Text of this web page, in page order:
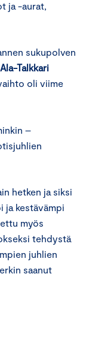
ja -aurat,
sukupolven
Talkkari
oli viime
–
hetken ja siksi
ja kestävämpi
myös
tehdystä
juhlien
saanut